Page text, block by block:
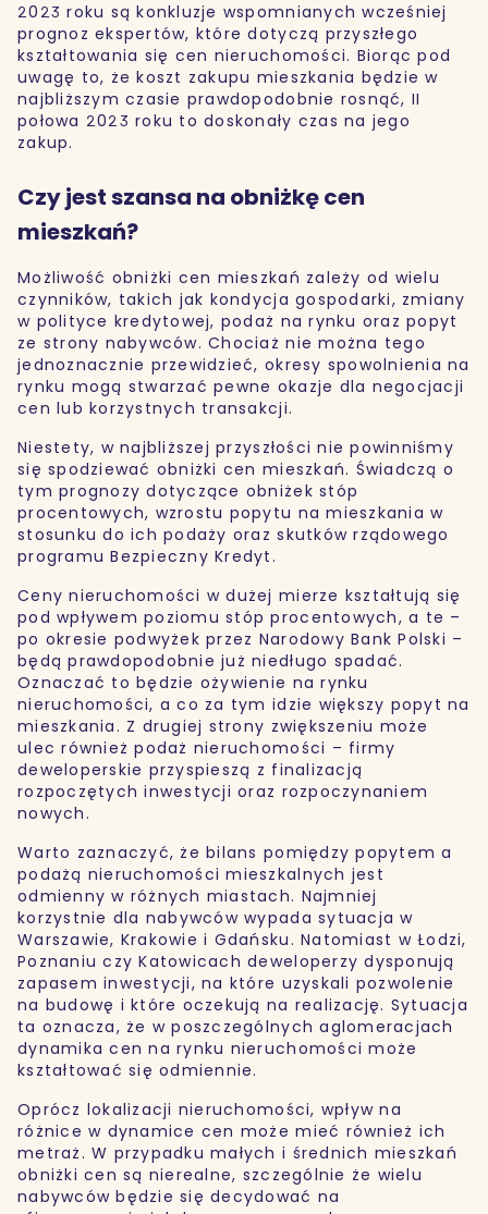
2023 roku są konkluzje wspomnianych wcześniej
prognoz ekspertów, które dotyczą przyszłego
kształtowania się cen nieruchomości. Biorąc pod
uwagę to, że koszt zakupu mieszkania będzie w
najbliższym czasie prawdopodobnie rosnąć, II
połowa 2023 roku to doskonały czas na jego
zakup.
Czy jest szansa na obniżkę cen
mieszkań?
Możliwość obniżki cen mieszkań zależy od wielu
czynników, takich jak kondycja gospodarki, zmiany
w polityce kredytowej, podaż na rynku oraz popyt
ze strony nabywców. Chociaż nie można tego
jednoznacznie przewidzieć, okresy spowolnienia na
rynku mogą stwarzać pewne okazje dla negocjacji
cen lub korzystnych transakcji.
Niestety, w najbliższej przyszłości nie powinniśmy
się spodziewać obniżki cen mieszkań. Świadczą o
tym prognozy dotyczące obniżek stóp
procentowych, wzrostu popytu na mieszkania w
stosunku do ich podaży oraz skutków rządowego
programu Bezpieczny Kredyt.
Ceny nieruchomości w dużej mierze kształtują się
pod wpływem poziomu stóp procentowych, a te –
po okresie podwyżek przez Narodowy Bank Polski –
będą prawdopodobnie już niedługo spadać.
Oznaczać to będzie ożywienie na rynku
nieruchomości, a co za tym idzie większy popyt na
mieszkania. Z drugiej strony zwiększeniu może
ulec również podaż nieruchomości – firmy
deweloperskie przyspieszą z finalizacją
rozpoczętych inwestycji oraz rozpoczynaniem
nowych.
Warto zaznaczyć, że bilans pomiędzy popytem a
podażą nieruchomości mieszkalnych jest
odmienny w różnych miastach. Najmniej
korzystnie dla nabywców wypada sytuacja w
Warszawie, Krakowie i Gdańsku. Natomiast w Łodzi,
Poznaniu czy Katowicach deweloperzy dysponują
zapasem inwestycji, na które uzyskali pozwolenie
na budowę i które oczekują na realizację. Sytuacja
ta oznacza, że w poszczególnych aglomeracjach
dynamika cen na rynku nieruchomości może
kształtować się odmiennie.
Oprócz lokalizacji nieruchomości, wpływ na
różnice w dynamice cen może mieć również ich
metraż. W przypadku małych i średnich mieszkań
obniżki cen są nierealne, szczególnie że wielu
nabywców będzie się decydować na